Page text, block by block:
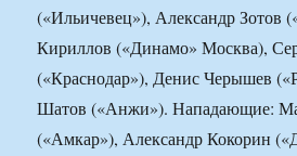
(«Ильичевец»), Александр Зотов
Кириллов («Динамо» Москва),
(«Краснодар»), Денис Черышев
Шатов («Анжи»). Нападающие:
(«Амкар»), Александр Кокорин